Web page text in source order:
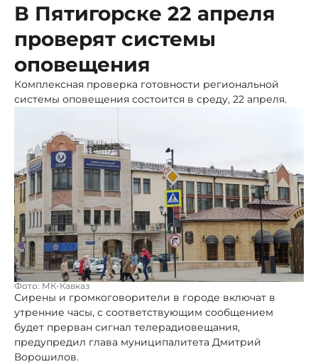
В Пятигорске 22 апреля
проверят системы
оповещения
Комплексная проверка готовности региональной
системы оповещения состоится в среду, 22 апреля.
Фото: МК-Кавказ
Сирены и громкоговорители в городе включат в
утренние часы, с соответствующим сообщением
будет прерван сигнал телерадиовещания,
предупредил глава муниципалитета Дмитрий
Ворошилов.